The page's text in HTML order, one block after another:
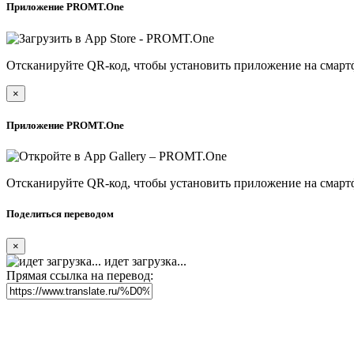
Приложение PROMT.One
Отсканируйте QR-код, чтобы установить приложение на
×
Приложение PROMT.One
Отсканируйте QR-код, чтобы установить приложение на
Поделиться переводом
×
идет загрузка...
Прямая ссылка на перевод: